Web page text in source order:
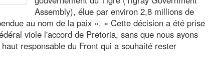
Assembly), élue par environ 2,8 millions de
au nom de la paix ». « Cette décision a été prise
viole l'accord de Pretoria, sans que nous ayons
responsable du Front qui a souhaité rester